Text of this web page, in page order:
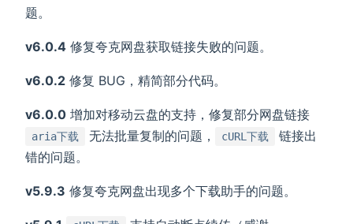
题。
v6.0.4 修复夸克网盘获取链接失败的问题。
v6.0.2 修复 BUG，精简部分代码。
v6.0.0 增加对移动云盘的支持，修复部分网盘链接
aria下载 无法批量复制的问题， cURL下载
链接出
错的问题。
v5.9.3 修复夸克网盘出现多个下载助手的问题。